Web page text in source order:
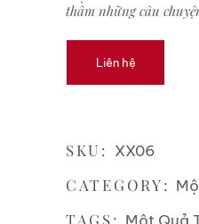
thầm những câu
Liên hệ
SKU: XX06
CATEGORY:
TAGS: